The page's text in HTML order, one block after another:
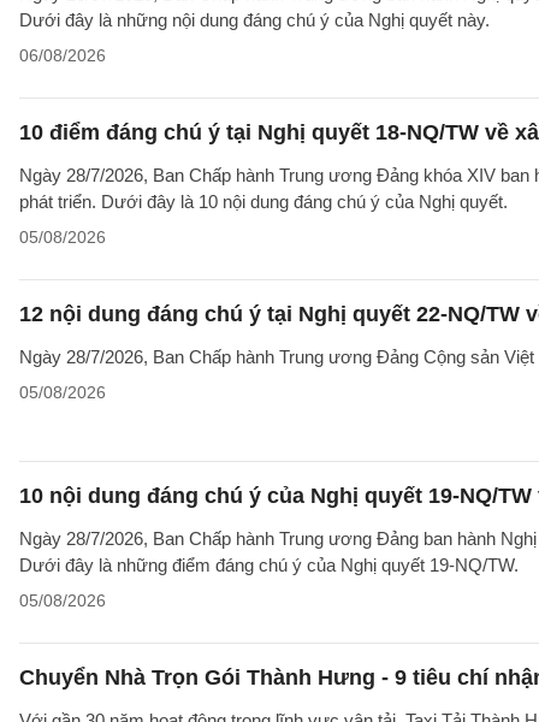
Dưới đây là những nội dung đáng chú ý của Nghị quyết này.
06/08/2026
10 điểm đáng chú ý tại Nghị quyết 18-NQ/TW về
Ngày 28/7/2026, Ban Chấp hành Trung ương Đảng khóa XIV
phát triển. Dưới đây là 10 nội dung đáng chú ý của Nghị quyết.
05/08/2026
12 nội dung đáng chú ý tại Nghị quyết 22-NQ/TW
Ngày 28/7/2026, Ban Chấp hành Trung ương Đảng Cộng sản
05/08/2026
10 nội dung đáng chú ý của Nghị quyết 19-NQ/
Ngày 28/7/2026, Ban Chấp hành Trung ương Đảng ban hành
Dưới đây là những điểm đáng chú ý của Nghị quyết 19-NQ/TW.
05/08/2026
Chuyển Nhà Trọn Gói Thành Hưng - 9 tiêu chí